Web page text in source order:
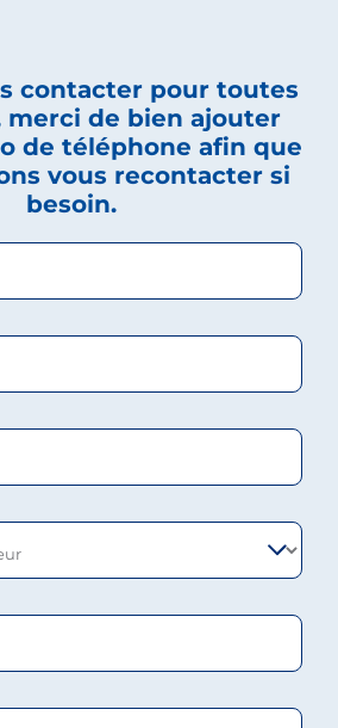
contacter pour toutes
merci de bien ajouter
de téléphone afin que
vous recontacter si
besoin.